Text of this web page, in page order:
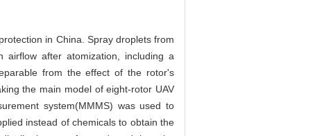
in China. Spray droplets from
after atomization, including a
from the effect of the rotor's
the main model of eight-rotor UAV
system(MMMS) was used to
instead of chemicals to obtain the